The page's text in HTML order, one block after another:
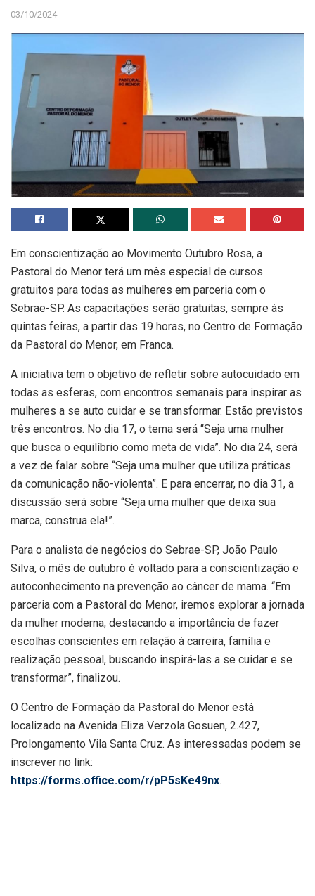
03/10/2024
Em conscientização ao Movimento Outubro Rosa, a
Pastoral do Menor terá um mês especial de cursos
gratuitos para todas as mulheres em parceria com o
Sebrae-SP. As capacitações serão gratuitas, sempre às
quintas feiras, a partir das 19 horas, no Centro de Formação
da Pastoral do Menor, em Franca.
A iniciativa tem o objetivo de refletir sobre autocuidado em
todas as esferas, com encontros semanais para inspirar as
mulheres a se auto cuidar e se transformar. Estão previstos
três encontros. No dia 17, o tema será “Seja uma mulher
que busca o equilíbrio como meta de vida”. No dia 24, será
a vez de falar sobre “Seja uma mulher que utiliza práticas
da comunicação não-violenta”. E para encerrar, no dia 31, a
discussão será sobre “Seja uma mulher que deixa sua
marca, construa ela!”.
Para o analista de negócios do Sebrae-SP, João Paulo
Silva, o mês de outubro é voltado para a conscientização e
autoconhecimento na prevenção ao câncer de mama. “Em
parceria com a Pastoral do Menor, iremos explorar a jornada
da mulher moderna, destacando a importância de fazer
escolhas conscientes em relação à carreira, família e
realização pessoal, buscando inspirá-las a se cuidar e se
transformar”, finalizou.
O Centro de Formação da Pastoral do Menor está
localizado na Avenida Eliza Verzola Gosuen, 2.427,
Prolongamento Vila Santa Cruz. As interessadas podem se
inscrever no link:
https://forms.office.com/r/pP5sKe49nx.